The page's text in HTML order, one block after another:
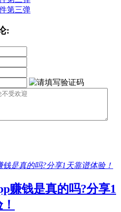
:
赚钱是真的吗?分享1